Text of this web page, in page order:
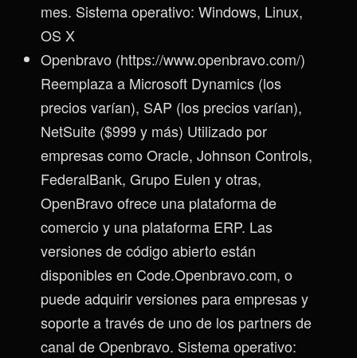
mes. Sistema operativo: Windows, Linux,
OS X
Openbravo (https://www.openbravo.com/)
Reemplaza a Microsoft Dynamics (los
precios varían), SAP (los precios varían),
NetSuite ($999 y más) Utilizado por
empresas como Oracle, Johnson Controls,
FederalBank, Grupo Eulen y otras,
OpenBravo ofrece una plataforma de
comercio y una plataforma ERP. Las
versiones de código abierto están
disponibles en Code.Openbravo.com, o
puede adquirir versiones para empresas y
soporte a través de uno de los partners de
canal de Openbravo. Sistema operativo: